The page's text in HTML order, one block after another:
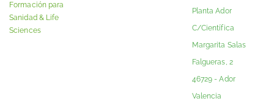
Formación para
Sanidad & Life
Sciences
Planta Ador
C/Científica
Margarita Salas
Falgueras, 2
46729 - Ador
Valencia